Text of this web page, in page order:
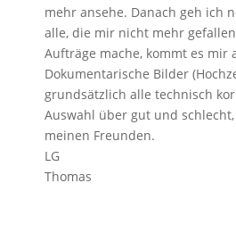
mehr ansehe. Danach geh ich
alle, die mir nicht mehr
Aufträge mache, kommt es mir
Dokumentarische Bilder
grundsätzlich alle technisch
Auswahl über gut und
meinen Freunden.
LG
Thomas